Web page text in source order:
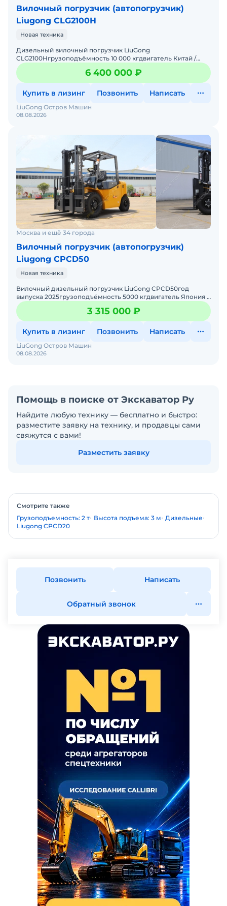
Вилочный погрузчик (автопогрузчик)
Liugong CLG2100H
Новая техника
Дизельный вилочный погрузчик LiuGong
CLG2100Hгрузоподъёмность 10 000 кгдвигатель Китай /
Япониямачта двух / трёхсекционная высота подъёма 3,0 м /
4,5 мЗаводская
6 400 000 ₽
Купить в лизинг Позвонить Написать
08.08.2026
LiuGong Остров Машин
Москва и ещё 34 города
Вилочный погрузчик (автопогрузчик)
Liugong CPCD50
Новая техника
Вилочный дизельный погрузчик LiuGong CPCD50год
выпуска 2025грузоподъёмность 5000 кгдвигатель Япония /
Китай ( в зависимости от комплектации )мачта двух / трёхсе
3 315 000 ₽
Купить в лизинг Позвонить Написать
08.08.2026
LiuGong Остров Машин
Помощь в поиске от Экскаватор Ру
Найдите любую технику — бесплатно и быстро:
разместите заявку на технику, и продавцы сами
свяжутся с вами!
Разместить заявку
Смотрите также
Грузоподъемность: 2 т Высота подъема: 3 м Дизельные
Liugong CPCD20
Позвонить Написать
Обратный звонок